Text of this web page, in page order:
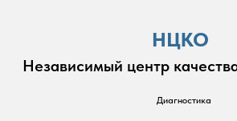
НЦКО
Независимый центр
Диагностика